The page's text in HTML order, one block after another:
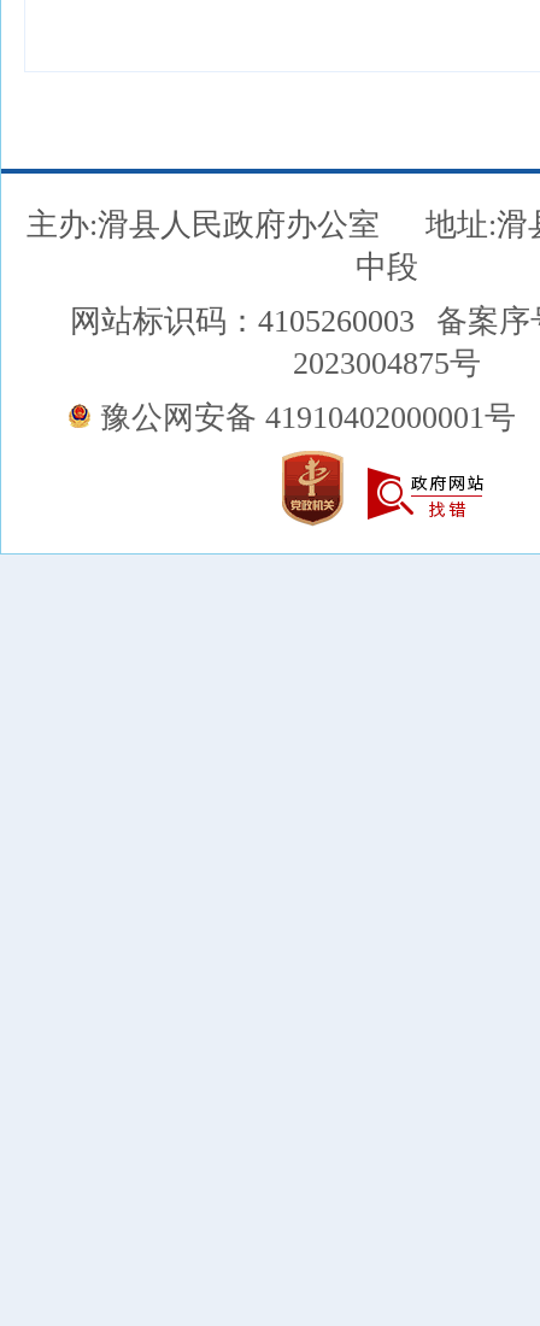
主办:滑县人民政府办公室
地址:滑
中段
网站标识码：4105260003
备案序
2023004875号
豫公网安备 41910402000001号